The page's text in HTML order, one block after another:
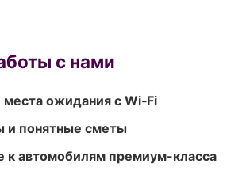
с нами
ожидания с Wi‑Fi
и понятные сметы
к автомобилям премиум-класса